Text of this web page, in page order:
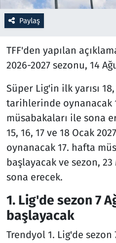
Paylaş
TFF'den yapılan
2026-2027 sezonu, 14
Süper Lig'in ilk yarısı 18,
tarihlerinde oynanacak
müsabakaları ile sona
15, 16, 17 ve 18 Ocak
oynanacak 17. hafta
başlayacak ve sezon,
sona erecek.
1. Lig'de sezon 7
başlayacak
Trendyol 1. Lig'de sezon
Savunma Sanayi
Spor
Teknoloji ve Bilim
Televizyon